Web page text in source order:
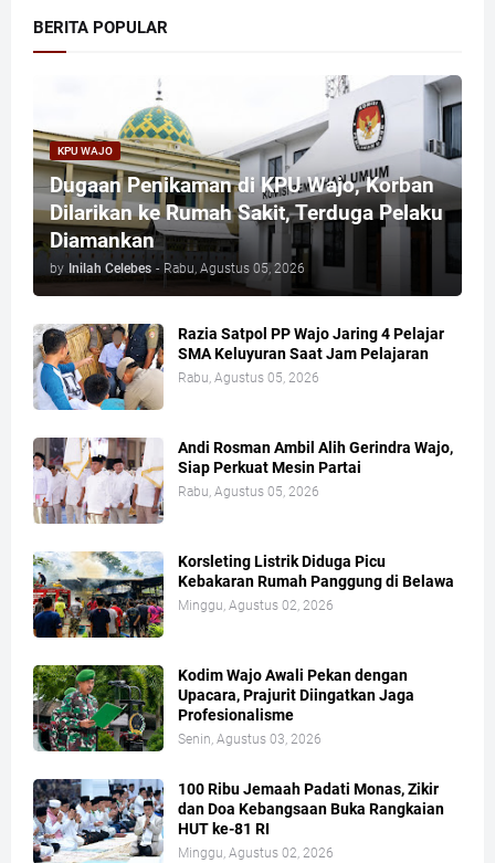
BERITA POPULAR
KPU WAJO
Dugaan Penikaman di KPU Wajo, Korban
Dilarikan ke Rumah Sakit, Terduga Pelaku
Diamankan
by Inilah Celebes - Rabu, Agustus 05, 2026
Razia Satpol PP Wajo Jaring 4 Pelajar
SMA Keluyuran Saat Jam Pelajaran
Rabu, Agustus 05, 2026
Andi Rosman Ambil Alih Gerindra Wajo,
Siap Perkuat Mesin Partai
Rabu, Agustus 05, 2026
Korsleting Listrik Diduga Picu
Kebakaran Rumah Panggung di Belawa
Minggu, Agustus 02, 2026
Kodim Wajo Awali Pekan dengan
Upacara, Prajurit Diingatkan Jaga
Profesionalisme
Senin, Agustus 03, 2026
100 Ribu Jemaah Padati Monas, Zikir
dan Doa Kebangsaan Buka Rangkaian
HUT ke-81 RI
Minggu, Agustus 02, 2026